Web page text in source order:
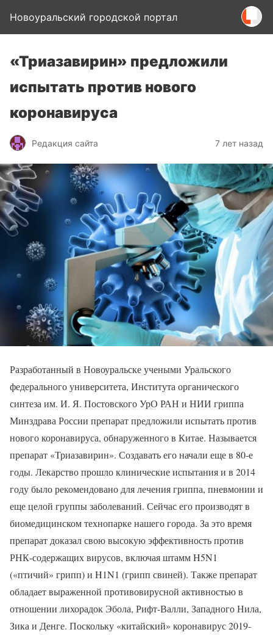
Новоуральский городской портал
«Триазавирин» предложили
испытать против нового
коронавируса
Редакция сайта 7 лет назад
Разработанный в Новоуральске учеными Уральского
федерального университета, Института органического
синтеза им. И. Я. Постовского УрО РАН и НИИ гриппа
Минздрава России препарат предложили испытать против
нового коронавируса, обнаруженного в Китае. Называется
препарат «Триазавирин». Создавать его начали еще в 80-е
годы. Лекарство прошло клинические испытания и в 2014
году было рекомендовано для лечения гриппа, пневмонии и
еще целой группы заболеваний. Сейчас его производят в
биомедицинском технопарке нашего города. За это время
препарат доказал свою высокую эффективность против
РНК-содержащих вирусов, включая штамм H5N1
(«птичий» грипп) и H1N1 (грипп свиней). Также препарат
обладает выраженной противовирусной активностью в
отношении лихорадок Эбола, Рифт-Валли, Западного Нила,
Зика и Денге. Поскольку «китайский» коронавирус 2019-